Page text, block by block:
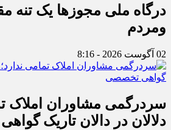
درگاه ملی مجوزها یک تنه
ومردم
02 آگوست 2026 - 8:16
سردرگمی مشاوران املاک
دلالان در دالان تاریک